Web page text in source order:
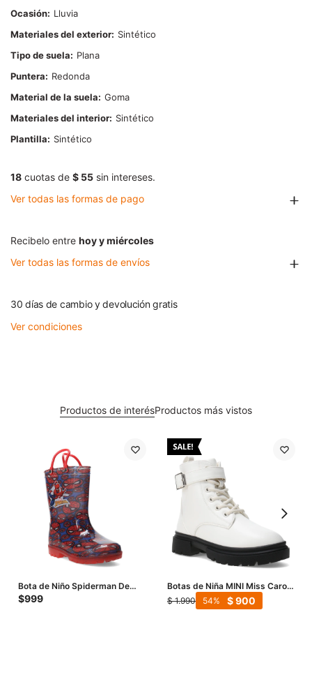
Ocasión
Lluvia
Materiales del exterior
Sintético
Tipo de suela
Plana
Puntera
Redonda
Material de la suela
Goma
Materiales del interior
Sintético
Plantilla
Sintético
18 cuotas de $ 55 sin intereses.
Ver todas las formas de pago
Recibelo entre hoy y miércoles
Ver todas las formas de envíos
30 días de cambio y devolución gratis
Ver condiciones
Productos de interésProductos más vistos
Bota de Niño Spiderman De
Lluvia - Rojo
$999
Botas de Niña MINI Miss Carol
KASTRE - Blanco Hueso
$ 1.990 $900
54